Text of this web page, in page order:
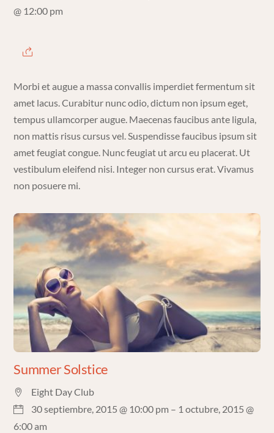
@ 12:00 pm
Morbi et augue a massa convallis imperdiet fermentum sit
amet lacus. Curabitur nunc odio, dictum non ipsum eget,
tempus ullamcorper augue. Maecenas faucibus ante ligula,
non mattis risus cursus vel. Suspendisse faucibus ipsum sit
amet feugiat congue. Nunc feugiat ut arcu eu placerat. Ut
vestibulum eleifend nisi. Integer non cursus erat. Vivamus
non posuere mi.
Summer Solstice
Eight Day Club
30 septiembre, 2015 @ 10:00 pm – 1 octubre, 2015 @
6:00 am